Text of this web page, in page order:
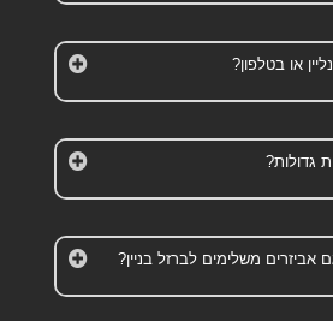
או בטלפון?
גדולות?
משלימים לברזל בניין?